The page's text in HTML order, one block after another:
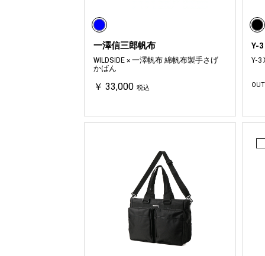
一澤信三郎帆布
WILDSIDE × 一澤帆布 綿帆布製手さげ
かばん
￥ 33,000 税込
Y-3
Y-3